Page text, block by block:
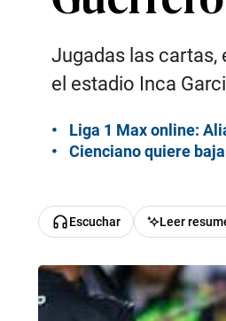
Jugadas las cartas,
el estadio Inca
Liga 1 Max online:
Cienciano quiere
Escuchar Leer